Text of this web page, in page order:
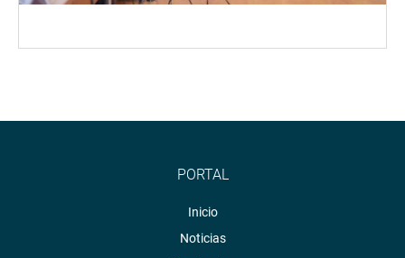
PORTAL
Inicio
Noticias